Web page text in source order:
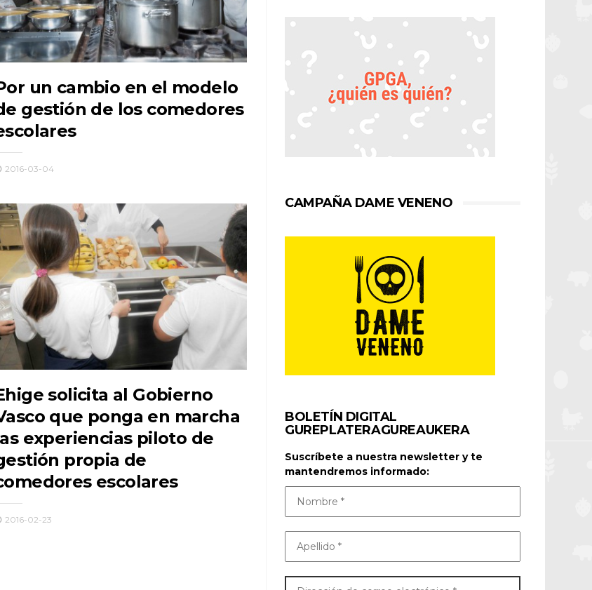
un cambio en el modelo
gestión de los comedores
2016-03-04
solicita al Gobierno
que ponga en marcha
experiencias piloto de
propia de
escolares
2016-02-23
CAMPAÑA DAME VENENO
BOLETÍN DIGITAL
GUREPLATERAGUREAUKERA
Suscríbete a nuestra newsletter y te
mantendremos informado: